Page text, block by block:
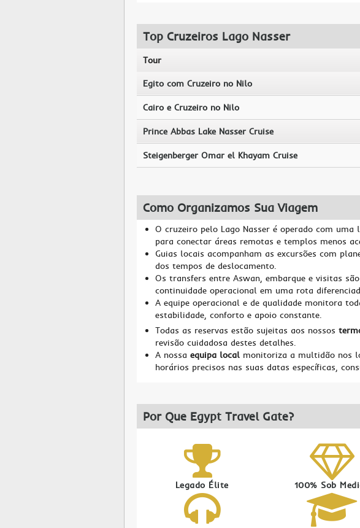
Top Cruzeiros Lago Nasser
Tour
Egito com Cruzeiro no Nilo
Cairo e Cruzeiro no Nilo
Prince Abbas Lake Nasser Cruise
Steigenberger Omar el Khayam Cruise
Como Organizamos Sua Viagem
O cruzeiro pelo Lago Nasser é operado com uma
para conectar áreas remotas e templos menos
Guias locais acompanham as excursões com
dos tempos de deslocamento.
Os transfers entre Aswan, embarque e visitas
continuidade operacional em uma rota
A equipe operacional e de qualidade monitora
estabilidade, conforto e apoio constante.
Todas as reservas estão sujeitas aos nossos
revisão cuidadosa destes detalhes.
A nossa equipa local monitoriza a multidão nos
horários precisos nas suas datas específicas,
Por Que Egypt Travel Gate?
Legado Élite 100% Sob